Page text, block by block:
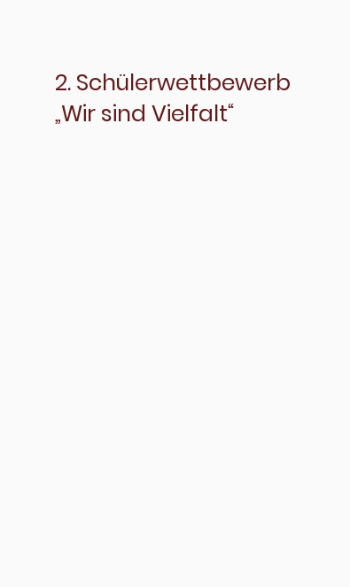
2. Schülerwettbewerb
„Wir sind Vielfalt“